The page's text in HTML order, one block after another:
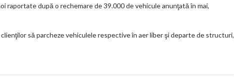
raportate după o rechemare de 39.000 de vehicule anunţată în mai,
să parcheze vehiculele respective în aer liber şi departe de structuri,